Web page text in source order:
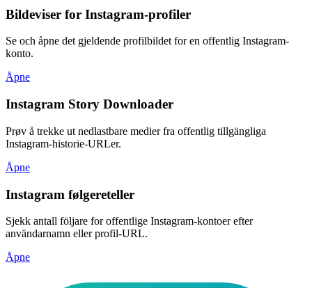
Bildeviser for Instagram-profiler
Se och åpne det gjeldende profilbildet for en offentlig Instagram-
konto.
Åpne
Instagram Story Downloader
Prøv å trekke ut nedlastbare medier fra offentlig tillgängliga
Instagram-historie-URLer.
Åpne
Instagram følgereteller
Sjekk antall följare for offentlige Instagram-kontoer efter
användarnamn eller profil-URL.
Åpne